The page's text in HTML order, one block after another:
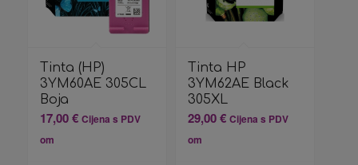
Tinta (HP)
3YM60AE 305CL
Boja
17,00€ Cijena s PDV
om
Tinta HP
3YM62AE Black
305XL
29,00€ Cijena s PDV
om